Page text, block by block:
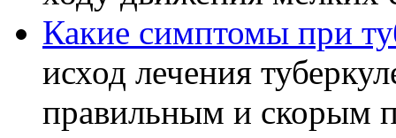
Какие симптомы при
исход лечения
правильным и скорым